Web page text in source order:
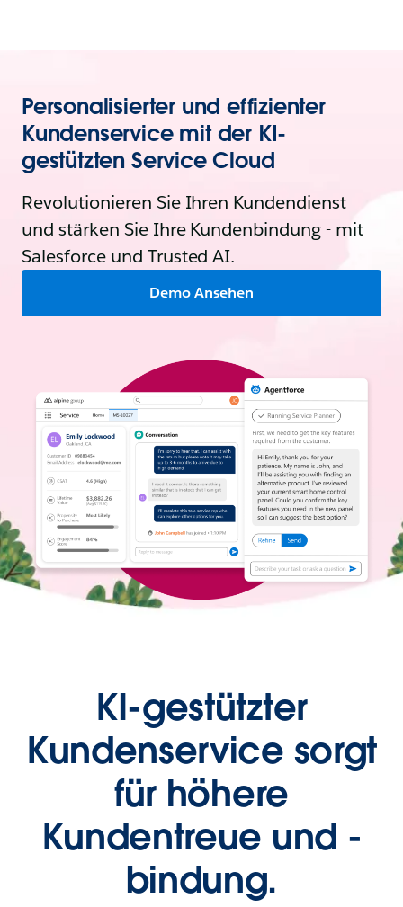
Personalisierter und effizienter
Kundenservice mit der KI-
gestützten Service Cloud
Revolutionieren Sie Ihren Kundendienst
und stärken Sie Ihre Kundenbindung - mit
Salesforce und Trusted AI.
Demo Ansehen
KI-gestützter
Kundenservice sorgt
für höhere
Kundentreue und -
bindung.